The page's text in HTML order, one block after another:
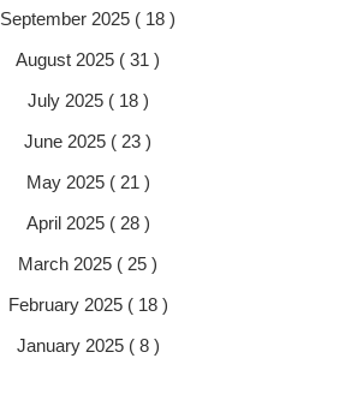
September 2025 ( 18 )
August 2025 ( 31 )
July 2025 ( 18 )
June 2025 ( 23 )
May 2025 ( 21 )
April 2025 ( 28 )
March 2025 ( 25 )
February 2025 ( 18 )
January 2025 ( 8 )